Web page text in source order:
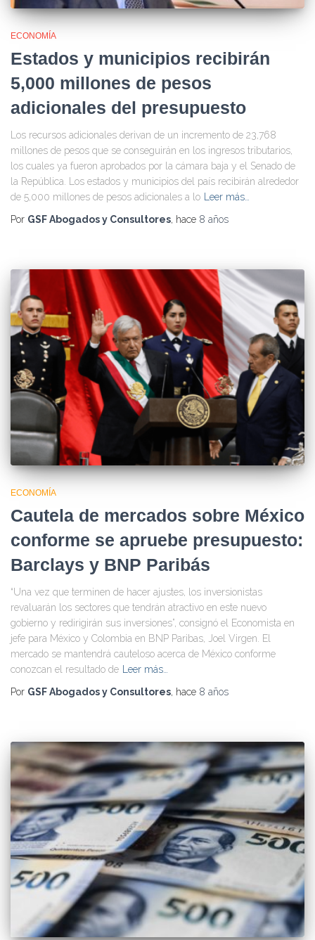
ECONOMÍA
Estados y municipios recibirán
5,000 millones de pesos
adicionales del presupuesto
Los recursos adicionales derivan de un incremento de 23,768
millones de pesos que se conseguirán en los ingresos tributarios,
los cuales ya fueron aprobados por la cámara baja y el Senado de
la República. Los estados y municipios del país recibirán alrededor
de 5,000 millones de pesos adicionales a lo
Leer más…
Por GSF Abogados y Consultores, hace 8 años
ECONOMÍA
Cautela de mercados sobre México
conforme se apruebe presupuesto:
Barclays y BNP Paribás
“Una vez que terminen de hacer ajustes, los inversionistas
revaluarán los sectores que tendrán atractivo en este nuevo
gobierno y redirigirán sus inversiones”, consignó el Economista en
jefe para México y Colombia en BNP Paribas, Joel Virgen. El
mercado se mantendrá cauteloso acerca de México conforme
conozcan el resultado de
Leer más…
Por GSF Abogados y Consultores, hace 8 años